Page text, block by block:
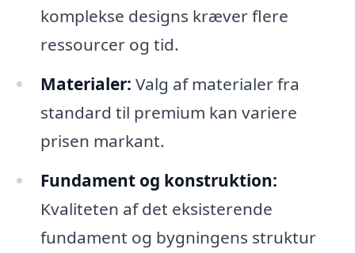
komplekse designs kræver flere
ressourcer og tid.
Materialer: Valg af materialer fra
standard til premium kan variere
prisen markant.
Fundament og konstruktion:
Kvaliteten af det eksisterende
fundament og bygningens struktur